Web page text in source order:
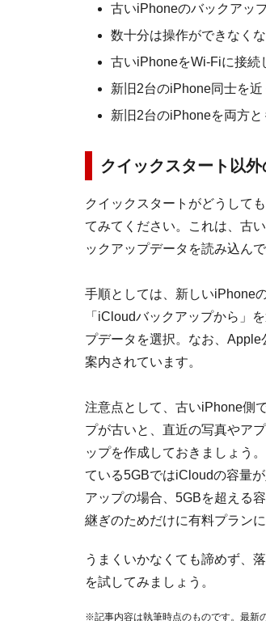
古いiPhoneのバックアッ
数十分は操作ができなく
古いiPhoneをWi-Fiに接続
新旧2台のiPhone同士を
新旧2台のiPhoneを両方と
クイックスタート以
クイックスタートがどうして
てみてください。これは、古
ックアップデータを読み込ん
手順としては、新しいiPhone
「iCloudバックアップから」
プデータを選択。なお、Apple
案内されています。
注意点として、古いiPhone側
プが古いと、直近の写真やア
ップを作成しておきましょう
ている5GBではiCloudの容量
アップの場合、5GBを超える
継ぎのためだけに有料プラン
うまくいかなくても諦めず、
を試してみましょう。
※記事内容は執筆時点のものです。最新